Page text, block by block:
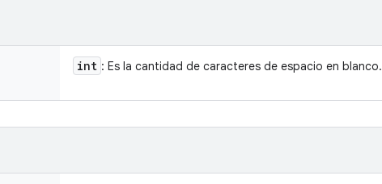
int : Es la cantidad de caracteres de espacio en blanco.